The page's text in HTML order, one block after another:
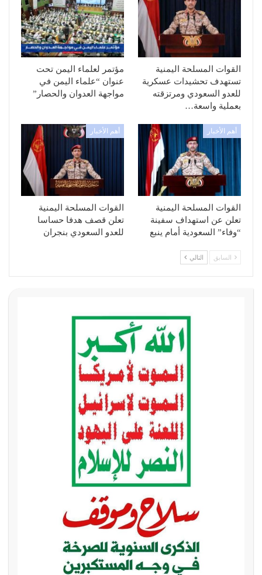
القوات المسلحة اليمنية
تستهدف تحشيدات عسكرية
للعدو السعودي ومرتزقته
بعملية واسعة…
مؤتمر لعلماء اليمن تحت
عنوان “علماء اليمن في
مواجهة العدوان والحصار”
أهم الأخبار
القوات المسلحة اليمنية
تعلن عن استهداف سفينة
“وفاء” السعودية أمام ينبع
أهم الأخبار
القوات المسلحة اليمنية
تعلن قصف هدفا حساسا
للعدو السعودي بنجران
السابق التالي